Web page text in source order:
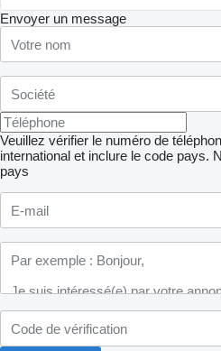
Envoyer un message
Veuillez vérifier le numéro de
international et inclure le code pays.
pays